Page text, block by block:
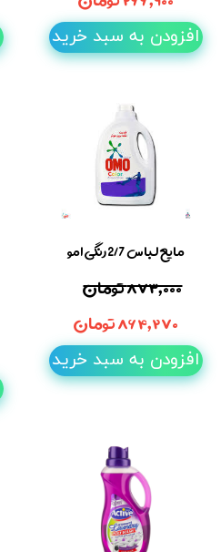
افزودن به سبد خرید
مایع لباس 2/7رنگی امو
۸۷۳,۰۰۰ تومان
۸۶۴,۲۷۰ تومان
افزودن به سبد خرید